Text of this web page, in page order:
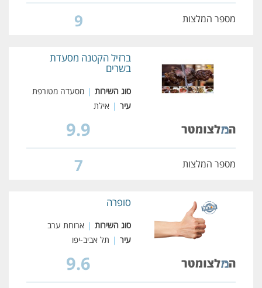
מספר המלצות 9
ברזיל הקטנה מסעדת
בשרים
סוג השירות | מסעדה מטורפת
עיר | אילת
9.9
מספר המלצות 7
סופרה
סוג השירות | ארוחת ערב
עיר | תל אביב-יפו
9.6